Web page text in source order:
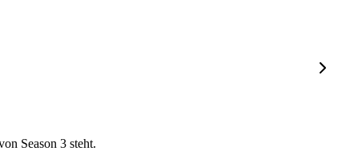
Season 3 steht.